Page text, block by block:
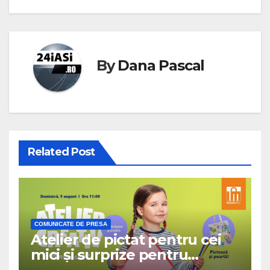
ByDana Pascal
Related Post
COMUNICATE DE PRESA
Atelier de pictat pentru cei
mici și surprize pentru